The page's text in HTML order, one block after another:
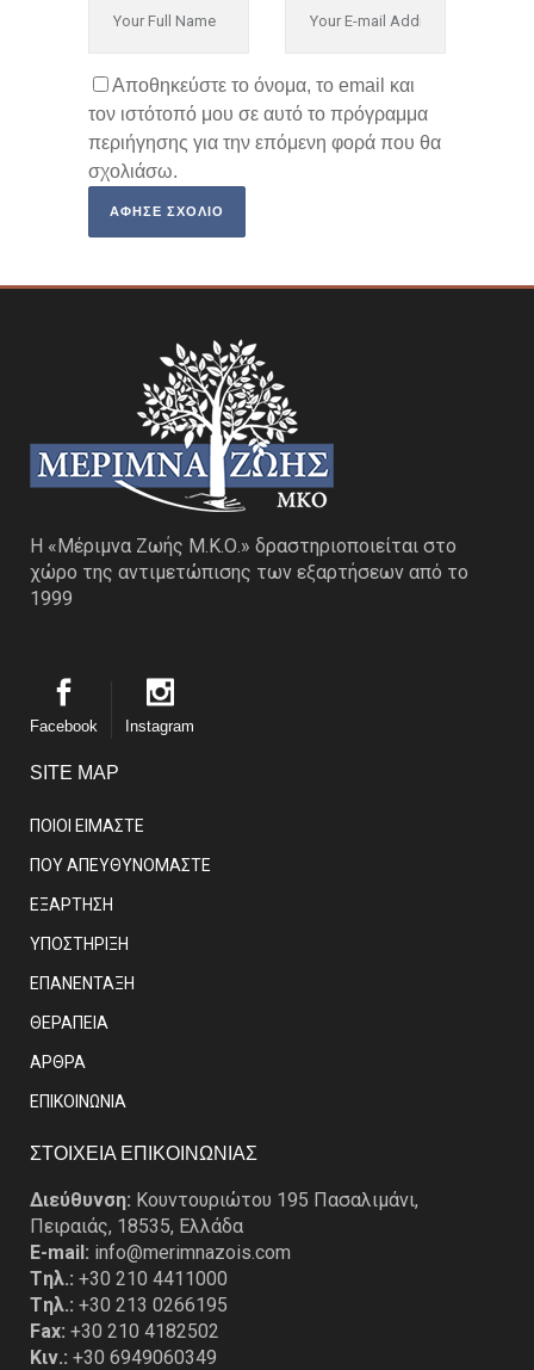
Αποθηκεύστε το όνομα, το email και
τον ιστότοπό μου σε αυτό το πρόγραμμα
περιήγησης για την επόμενη φορά που θα
σχολιάσω.
Η «Μέριμνα Ζωής Μ.Κ.Ο.» δραστηριοποιείται στο
χώρο της αντιμετώπισης των εξαρτήσεων από το
1999
Facebook Instagram
SITE MAP
ΠΟΙΟΙ ΕΙΜΑΣΤE
ΠΟΥ ΑΠΕΥΘΥΝΟΜΑΣΤΕ
ΕΞΑΡΤΗΣΗ
ΥΠΟΣΤΗΡΙΞΗ
ΕΠΑΝΕΝΤΑΞΗ
ΘΕΡΑΠΕΙΑ
ΑΡΘΡΑ
EΠΙΚΟΙΝΩΝΙΑ
ΣΤΟΙΧΕΙΑ ΕΠΙΚΟΙΝΩΝΙΑΣ
Διεύθυνση: Κουντουριώτου 195 Πασαλιμάνι,
Πειραιάς, 18535, Ελλάδα
E-mail: info@merimnazois.com
Tηλ.: +30 210 4411000
Tηλ.: +30 213 0266195
Fax: +30 210 4182502
Κιν.: +30 6949060349